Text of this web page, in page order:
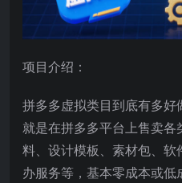
项目介绍：
拼多多虚拟类目到底有多
就是在拼多多平台上售卖
料、设计模板、素材包、
办服务等，基本零成本或